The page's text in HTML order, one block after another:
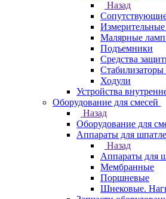
Назад
Малярные
Подъемники
Средства
Ходули
Устройства
Оборудование для смесей
Назад
Оборудование для
Аппараты для
Назад
Аппараты для
Мембранные
Поршневые
Шнековые.